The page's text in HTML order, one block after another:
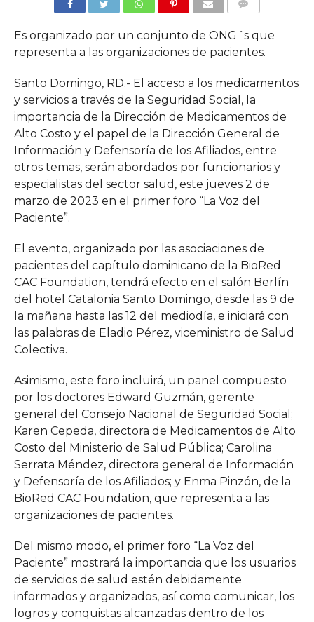
Es organizado por un conjunto de ONG´s que
representa a las organizaciones de pacientes.
Santo Domingo, RD.- El acceso a los medicamentos
y servicios a través de la Seguridad Social, la
importancia de la Dirección de Medicamentos de
Alto Costo y el papel de la Dirección General de
Información y Defensoría de los Afiliados, entre
otros temas, serán abordados por funcionarios y
especialistas del sector salud, este jueves 2 de
marzo de 2023 en el primer foro “La Voz del
Paciente”.
El evento, organizado por las asociaciones de
pacientes del capítulo dominicano de la BioRed
CAC Foundation, tendrá efecto en el salón Berlín
del hotel Catalonia Santo Domingo, desde las 9 de
la mañana hasta las 12 del mediodía, e iniciará con
las palabras de Eladio Pérez, viceministro de Salud
Colectiva.
Asimismo, este foro incluirá, un panel compuesto
por los doctores Edward Guzmán, gerente
general del Consejo Nacional de Seguridad Social;
Karen Cepeda, directora de Medicamentos de Alto
Costo del Ministerio de Salud Pública; Carolina
Serrata Méndez, directora general de Información
y Defensoría de los Afiliados; y Enma Pinzón, de la
BioRed CAC Foundation, que representa a las
organizaciones de pacientes.
Del mismo modo, el primer foro “La Voz del
Paciente” mostrará la importancia que los usuarios
de servicios de salud estén debidamente
informados y organizados, así como comunicar, los
logros y conquistas alcanzadas dentro de los